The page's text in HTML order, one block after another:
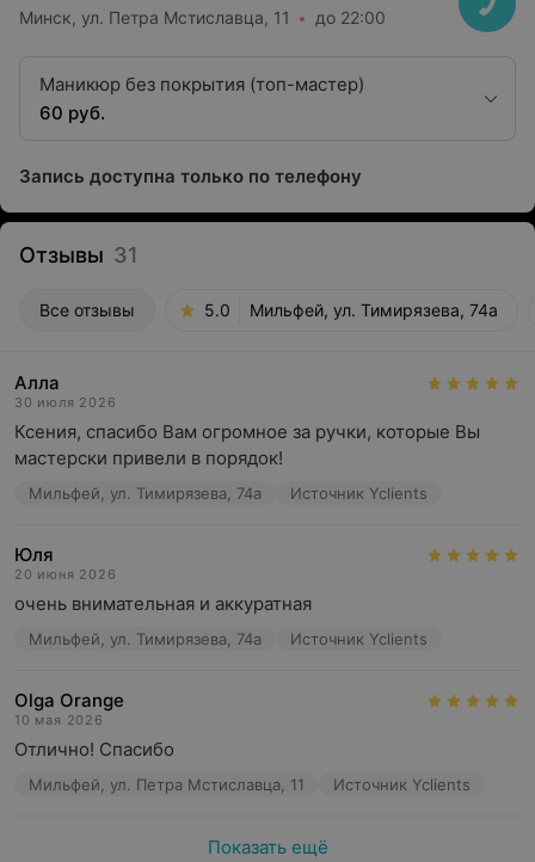
Минск, ул. Петра Мстиславца, 11 до 22:00
Маникюр без покрытия (топ-мастер)
60 руб.
Запись доступна только по телефону
Отзывы 31
Все отзывы 5.0 Мильфей, ул. Тимирязева, 74а
Алла
30 июля 2026
Ксения, спасибо Вам огромное за ручки, которые Вы
мастерски привели в порядок!
Мильфей, ул. Тимирязева, 74а Источник Yclients
Юля
20 июня 2026
очень внимательная и аккуратная
Мильфей, ул. Тимирязева, 74а Источник Yclients
Olga Orange
10 мая 2026
Отлично! Спасибо
Мильфей, ул. Петра Мстиславца, 11 Источник Yclients
Показать ещё